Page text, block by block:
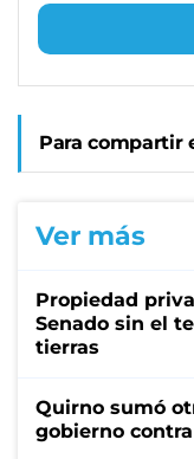
Para compartir
Ver más
Propiedad
Senado sin el
tierras
Quirno sumó
gobierno